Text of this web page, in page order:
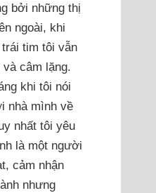
bởi những thị
ngoài, khi
tim tôi vẫn
câm lặng.
khi tôi nói
nhà mình về
nhất tôi yêu
là một người
cảm nhận
nhưng